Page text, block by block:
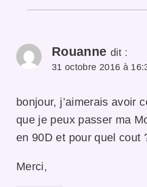
Rouanne dit :
31 octobre 2016 à
bonjour, j’aimerais avoir
que je peux passer ma
en 90D et pour quel cout
Merci,